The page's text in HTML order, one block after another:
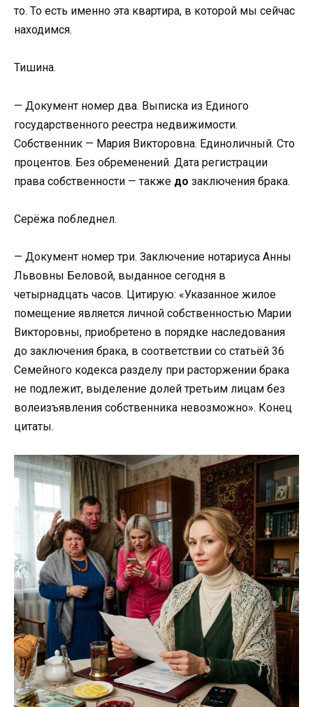
то. То есть именно эта квартира, в которой мы сейчас
находимся.
Тишина.
— Документ номер два. Выписка из Единого
государственного реестра недвижимости.
Собственник — Мария Викторовна. Единоличный. Сто
процентов. Без обременений. Дата регистрации
права собственности — также до заключения брака.
Серёжа побледнел.
— Документ номер три. Заключение нотариуса Анны
Львовны Беловой, выданное сегодня в
четырнадцать часов. Цитирую: «Указанное жилое
помещение является личной собственностью Марии
Викторовны, приобретено в порядке наследования
до заключения брака, в соответствии со статьёй 36
Семейного кодекса разделу при расторжении брака
не подлежит, выделение долей третьим лицам без
волеизъявления собственника невозможно». Конец
цитаты.